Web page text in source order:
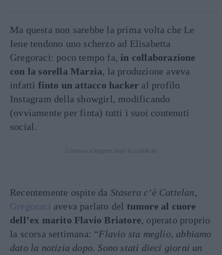
Ma questa non sarebbe la prima volta che Le
Iene tendono uno scherzo ad Elisabetta
Gregoraci: poco tempo fa, in collaborazione
con la sorella Marzia, la produzione aveva
infatti finto un attacco hacker al profilo
Instagram della showgirl, modificando
(ovviamente per finta) tutti i suoi contenuti
social.
Recentemente ospite da Stasera c’è Cattelan,
Gregoraci aveva parlato del tumore al cuore
dell’ex marito Flavio Briatore, operato proprio
la scorsa settimana: “Flavio sta meglio, abbiamo
dato la notizia dopo. Sono stati dieci giorni un